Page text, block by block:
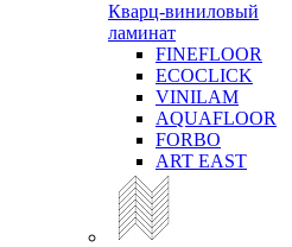
Кварц-виниловый
ламинат
FINEFLOOR
ECOCLICK
VINILAM
AQUAFLOOR
FORBO
ART EAST